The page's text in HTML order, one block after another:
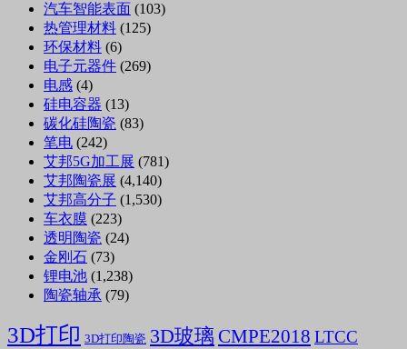
汽车智能表面 (103)
热管理材料 (125)
环保材料 (6)
电子元器件 (269)
电感 (4)
硅电容器 (13)
碳化硅陶瓷 (83)
笔电 (242)
艾邦5G加工展 (781)
艾邦陶瓷展 (4,140)
艾邦高分子 (1,530)
车衣膜 (223)
透明陶瓷 (24)
金刚石 (73)
锂电池 (1,238)
陶瓷轴承 (79)
3D打印 3D打印陶瓷 3D玻璃 CMPE2018 LTCC